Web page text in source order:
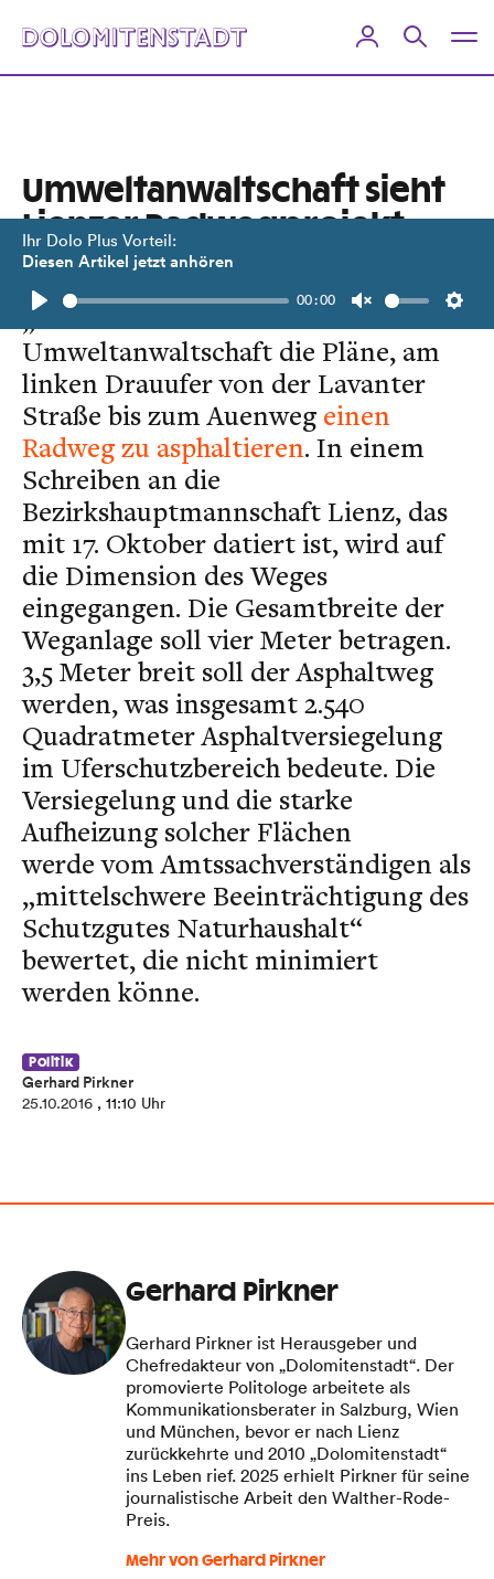
Ihr Dolo Plus Vorteil:
Diesen Artikel jetzt anhören
Play
00:00
Unmute
Umweltanwaltschaft sieht
Lienzer Radwegprojekt
kritisch
„Sehr kritisch“ beurteilt die Tiroler
Umweltanwaltschaft die Pläne, am
linken Drauufer von der Lavanter
Straße bis zum Auenweg einen
Radweg zu asphaltieren. In einem
Schreiben an die
Bezirkshauptmannschaft Lienz, das
mit 17. Oktober datiert ist, wird auf
die Dimension des Weges
eingegangen. Die Gesamtbreite der
Weganlage soll vier Meter betragen.
3,5 Meter breit soll der Asphaltweg
werden, was insgesamt 2.540
Quadratmeter Asphaltversiegelung
im Uferschutzbereich bedeute. Die
Versiegelung und die starke
Aufheizung solcher Flächen
werde vom Amtssachverständigen als
„mittelschwere Beeinträchtigung des
Schutzgutes Naturhaushalt“
bewertet, die nicht minimiert
werden könne.
Politik
Gerhard Pirkner
25.10.2016 , 11:10 Uhr
Gerhard Pirkner
Gerhard Pirkner ist Herausgeber und
Chefredakteur von „Dolomitenstadt“. Der
promovierte Politologe arbeitete als
Kommunikationsberater in Salzburg, Wien
und München, bevor er nach Lienz
zurückkehrte und 2010 „Dolomitenstadt“
ins Leben rief. 2025 erhielt Pirkner für seine
journalistische Arbeit den Walther-Rode-
Preis.
Mehr von Gerhard Pirkner